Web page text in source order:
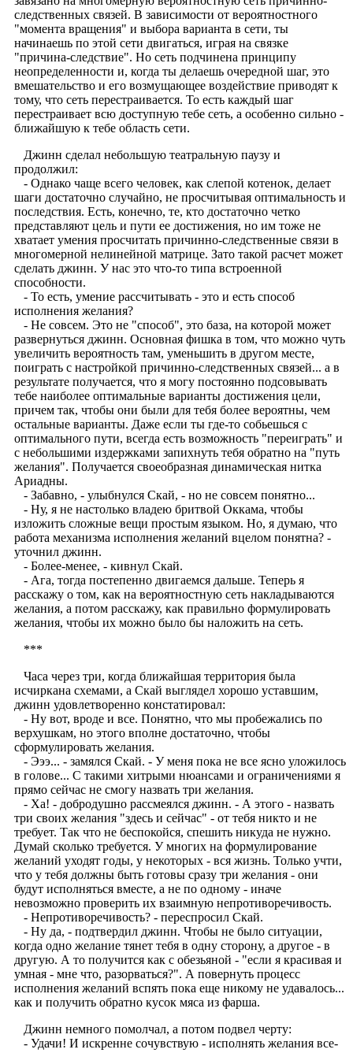
следственных связей. В зависимости от вероятностного
"момента вращения" и выбора варианта в сети, ты
начинаешь по этой сети двигаться, играя на связке
"причина-следствие". Но сеть подчинена принципу
неопределенности и, когда ты делаешь очередной шаг, это
вмешательство и его возмущающее воздействие приводят к
тому, что сеть перестраивается. То есть каждый шаг
перестраивает всю доступную тебе сеть, а особенно сильно -
ближайшую к тебе область сети.
Джинн сделал небольшую театральную паузу и
продолжил:
- Однако чаще всего человек, как слепой котенок, делает
шаги достаточно случайно, не просчитывая оптимальность и
последствия. Есть, конечно, те, кто достаточно четко
представляют цель и пути ее достижения, но им тоже не
хватает умения просчитать причинно-следственные связи в
многомерной нелинейной матрице. Зато такой расчет может
сделать джинн. У нас это что-то типа встроенной
способности.
- То есть, умение рассчитывать - это и есть способ
исполнения желания?
- Не совсем. Это не "способ", это база, на которой может
развернуться джинн. Основная фишка в том, что можно чуть
увеличить вероятность там, уменьшить в другом месте,
поиграть с настройкой причинно-следственных связей... а в
результате получается, что я могу постоянно подсовывать
тебе наиболее оптимальные варианты достижения цели,
причем так, чтобы они были для тебя более вероятны, чем
остальные варианты. Даже если ты где-то собьешься с
оптимального пути, всегда есть возможность "переиграть" и
с небольшими издержками запихнуть тебя обратно на "путь
желания". Получается своеобразная динамическая нитка
Ариадны.
- Забавно, - улыбнулся Скай, - но не совсем понятно...
- Ну, я не настолько владею бритвой Оккама, чтобы
изложить сложные вещи простым языком. Но, я думаю, что
работа механизма исполнения желаний вцелом понятна? -
уточнил джинн.
- Более-менее, - кивнул Скай.
- Ага, тогда постепенно двигаемся дальше. Теперь я
расскажу о том, как на вероятностную сеть накладываются
желания, а потом расскажу, как правильно формулировать
желания, чтобы их можно было бы наложить на сеть.
***
Часа через три, когда ближайшая территория была
исчиркана схемами, а Скай выглядел хорошо уставшим,
джинн удовлетворенно констатировал:
- Ну вот, вроде и все. Понятно, что мы пробежались по
верхушкам, но этого вполне достаточно, чтобы
сформулировать желания.
- Эээ... - замялся Скай. - У меня пока не все ясно уложилось
в голове... С такими хитрыми нюансами и ограничениями я
прямо сейчас не смогу назвать три желания.
- Ха! - добродушно рассмеялся джинн. - А этого - назвать
три своих желания "здесь и сейчас" - от тебя никто и не
требует. Так что не беспокойся, спешить никуда не нужно.
Думай сколько требуется. У многих на формулирование
желаний уходят годы, у некоторых - вся жизнь. Только учти,
что у тебя должны быть готовы сразу три желания - они
будут исполняться вместе, а не по одному - иначе
невозможно проверить их взаимную непротиворечивость.
- Непротиворечивость? - переспросил Скай.
- Ну да, - подтвердил джинн. Чтобы не было ситуации,
когда одно желание тянет тебя в одну сторону, а другое - в
другую. А то получится как с обезьяной - "если я красивая и
умная - мне что, разорваться?". А повернуть процесс
исполнения желаний вспять пока еще никому не удавалось...
как и получить обратно кусок мяса из фарша.
Джинн немного помолчал, а потом подвел черту:
- Удачи! И искренне сочувствую - исполнять желания все-